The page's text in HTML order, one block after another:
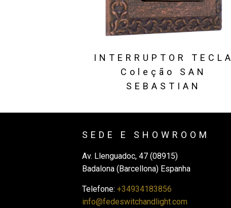
INTERRUPTOR TECLA
Coleção SAN
SEBASTIAN
SEDE E SHOWROOM
Av. Llenguadoc, 47 (08915)
Badalona (Barcellona) Espanha
Telefone: +34934183856
info@fedeswitchandlight.com